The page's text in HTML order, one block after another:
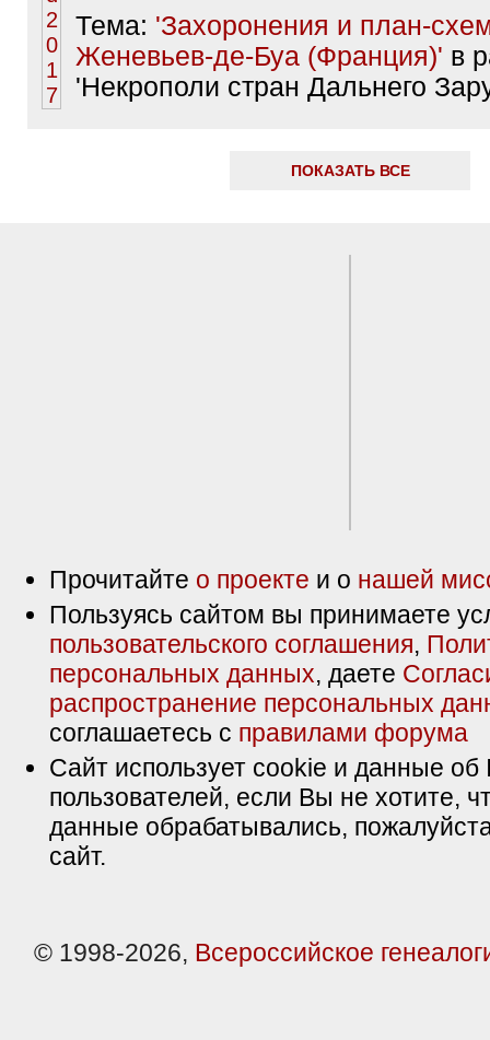
Тема: 'Захоронения и план-
Женевьев-де-Буа (Франция)' в
'Некрополи стран Дальнего
ПОКАЗАТЬ ВСЕ
Прочитайте о проекте и о нашей
Пользуясь сайтом вы принимаете
пользовательского соглашения,
персональных данных, даете
распространение персональных
соглашаетесь с правилами форума
Сайт использует cookie и данные об
пользователей, если Вы не хотите,
данные обрабатывались,
сайт.
© 1998-2026, Всероссийское